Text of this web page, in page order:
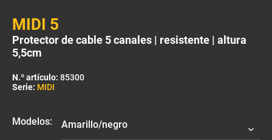
MIDI 5
Protector de cable 5 canales | resistente | altura
5,5cm
N.º artículo: 85300
Serie: MIDI
Modelos: